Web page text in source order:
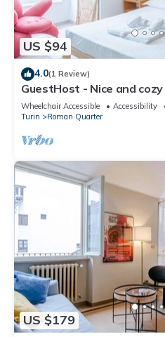
US $94
4.0(1 Review)
GuestHost - Nice and
people, located in the city
prestigious Palazzo
most beautiful historic
located in the elegant
Wheelchair Accessible Accessibility
Turin
Roman Quarter
US $179